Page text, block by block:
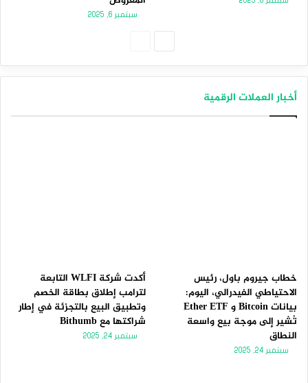
سبتمبر 6, 2025
أخبار العملات الرقمية
خطاب جيروم باول، رئيس
الاحتياطي الفيدرالي، اليوم:
بيانات Bitcoin و Ether ETF
تُشير إلى موجة بيع واسعة
النطاق
سبتمبر 24, 2025
أكدت شركة WLFI التابعة
لترامب إطلاق بطاقة الخصم
وتطبيق البيع بالتجزئة في إطار
شراكتها مع Bithumb
سبتمبر 24, 2025